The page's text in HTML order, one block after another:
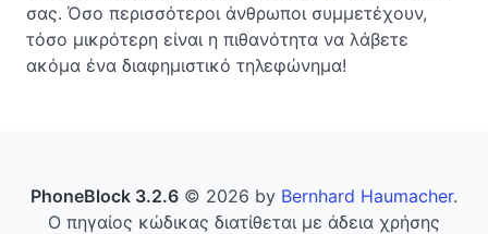
σας. Όσο περισσότεροι άνθρωποι συμμετέχουν,
τόσο μικρότερη είναι η πιθανότητα να λάβετε
ακόμα ένα διαφημιστικό τηλεφώνημα!
PhoneBlock 3.2.6 © 2026 by Bernhard Haumacher.
Ο πηγαίος κώδικας διατίθεται με άδεια χρήσης